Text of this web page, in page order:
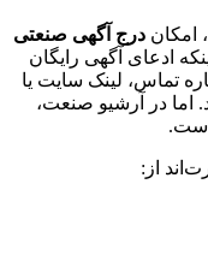
، امکان درج آگهی صنعتی
ادعای آگهی رایگان
تماس، لینک سایت یا
اما در آرشیو صنعت،
است.
از: